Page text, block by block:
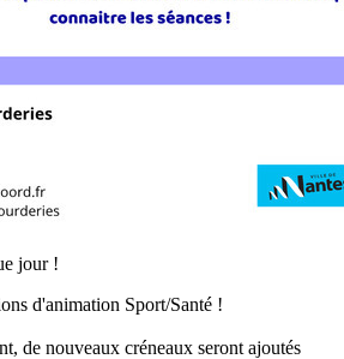
jour !
d'animation Sport/Santé !
de nouveaux créneaux seront ajoutés